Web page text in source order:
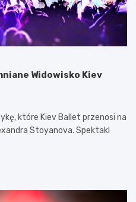
Widowisko Kiev
które Kiev Ballet przenosi na
Stoyanova. Spektakl